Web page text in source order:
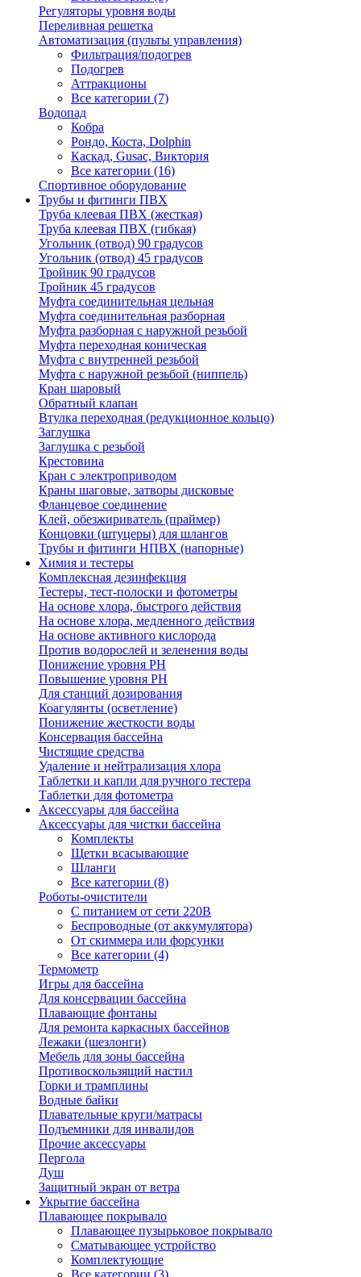
Регуляторы уровня воды
Переливная решетка
Автоматизация (пульты управления)
Фильтрация/подогрев
Подогрев
Аттракционы
Все категории (7)
Водопад
Кобра
Рондо, Коста, Dolphin
Каскад, Gusac, Виктория
Все категории (16)
Спортивное оборудование
Трубы и фитинги ПВХ
Труба клеевая ПВХ (жесткая)
Труба клеевая ПВХ (гибкая)
Угольник (отвод) 90 градусов
Угольник (отвод) 45 градусов
Тройник 90 градусов
Тройник 45 градусов
Муфта соединительная цельная
Муфта соединительная разборная
Муфта разборная с наружной резьбой
Муфта переходная коническая
Муфта с внутренней резьбой
Муфта с наружной резьбой (ниппель)
Кран шаровый
Обратный клапан
Втулка переходная (редукционное кольцо)
Заглушка
Заглушка с резьбой
Крестовина
Кран с электроприводом
Краны шаговые, затворы дисковые
Фланцевое соединение
Клей, обезжириватель (праймер)
Концовки (штуцеры) для шлангов
Трубы и фитинги НПВХ (напорные)
Химия и тестеры
Комплексная дезинфекция
Тестеры, тест-полоски и фотометры
На основе хлора, быстрого действия
На основе хлора, медленного действия
На основе активного кислорода
Против водорослей и зеленения воды
Понижение уровня РН
Повышение уровня РН
Для станций дозирования
Коагулянты (осветление)
Понижение жесткости воды
Консервация бассейна
Чистящие средства
Удаление и нейтрализация хлора
Таблетки и капли для ручного тестера
Таблетки для фотометра
Аксессуары для бассейна
Аксессуары для чистки бассейна
Комплекты
Щетки всасывающие
Шланги
Все категории (8)
Роботы-очистители
С питанием от сети 220В
Беспроводные (от аккумулятора)
От скиммера или форсунки
Все категории (4)
Термометр
Игры для бассейна
Для консервации бассейна
Плавающие фонтаны
Для ремонта каркасных бассейнов
Лежаки (шезлонги)
Мебель для зоны бассейна
Противоскользящий настил
Горки и трамплины
Водные байки
Плавательные круги/матрасы
Подъемники для инвалидов
Прочие аксессуары
Пергола
Душ
Защитный экран от ветра
Укрытие бассейна
Плавающее покрывало
Плавающее пузырьковое покрывало
Сматывающее устройство
Комплектующие
Все категории (3)